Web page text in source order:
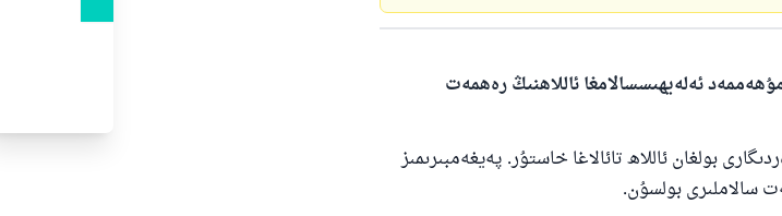
ئەلەيھىسسالامغا ئاللاھنىڭ رەھمەت
بولغان ئاللاھ تائالاغا خاستۇر. پەيغەمبىرىمىز
سالاملىرى بولسۇن.